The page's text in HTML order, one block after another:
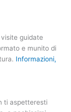
guidate
e munito di
Informazioni,
ti aspetteresti